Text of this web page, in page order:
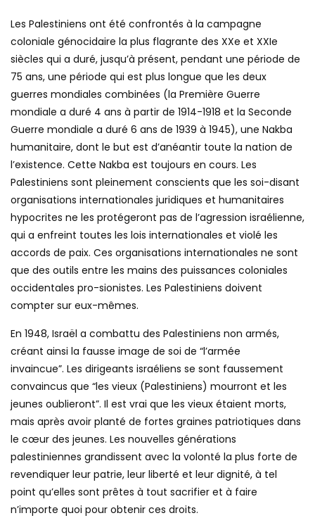
Les Palestiniens ont été confrontés à la campagne
coloniale génocidaire la plus flagrante des XXe et XXIe
siècles qui a duré, jusqu’à présent, pendant une période de
75 ans, une période qui est plus longue que les deux
guerres mondiales combinées (la Première Guerre
mondiale a duré 4 ans à partir de 1914-1918 et la Seconde
Guerre mondiale a duré 6 ans de 1939 à 1945), une Nakba
humanitaire, dont le but est d’anéantir toute la nation de
l’existence. Cette Nakba est toujours en cours. Les
Palestiniens sont pleinement conscients que les soi-disant
organisations internationales juridiques et humanitaires
hypocrites ne les protégeront pas de l’agression israélienne,
qui a enfreint toutes les lois internationales et violé les
accords de paix. Ces organisations internationales ne sont
que des outils entre les mains des puissances coloniales
occidentales pro-sionistes. Les Palestiniens doivent
compter sur eux-mêmes.
En 1948, Israël a combattu des Palestiniens non armés,
créant ainsi la fausse image de soi de “l’armée
invaincue”. Les dirigeants israéliens se sont faussement
convaincus que “les vieux (Palestiniens) mourront et les
jeunes oublieront”. Il est vrai que les vieux étaient morts,
mais après avoir planté de fortes graines patriotiques dans
le cœur des jeunes. Les nouvelles générations
palestiniennes grandissent avec la volonté la plus forte de
revendiquer leur patrie, leur liberté et leur dignité, à tel
point qu’elles sont prêtes à tout sacrifier et à faire
n’importe quoi pour obtenir ces droits.